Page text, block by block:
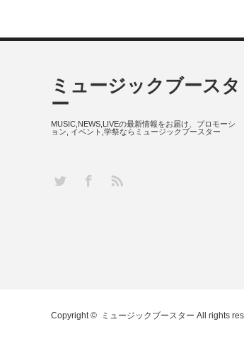
ミュージックブースタ
ー
MUSIC,NEWS,LIVEの最新情報をお届け、プロモーシ
ョン, イベント,学祭ならミュージックブースター
Twitter Facebook
RSS
Copyright © ミュージックブースター All rights